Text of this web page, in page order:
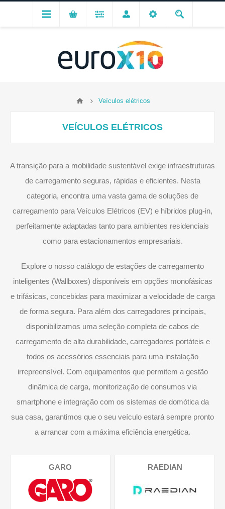
Veículos elétricos
VEÍCULOS ELÉTRICOS
A transição para a mobilidade sustentável exige infraestruturas
de carregamento seguras, rápidas e eficientes. Nesta
categoria, encontra uma vasta gama de soluções de
carregamento para Veículos Elétricos (EV) e híbridos plug-in,
perfeitamente adaptadas tanto para ambientes residenciais
como para estacionamentos empresariais.
Explore o nosso catálogo de estações de carregamento
inteligentes (Wallboxes) disponíveis em opções monofásicas
e trifásicas, concebidas para maximizar a velocidade de carga
de forma segura. Para além dos carregadores principais,
disponibilizamos uma seleção completa de cabos de
carregamento de alta durabilidade, carregadores portáteis e
todos os acessórios essenciais para uma instalação
irrepreensível. Com equipamentos que permitem a gestão
dinâmica de carga, monitorização de consumos via
smartphone e integração com os sistemas de domótica da
sua casa, garantimos que o seu veículo estará sempre pronto
a arrancar com a máxima eficiência energética.
GARO RAEDIAN